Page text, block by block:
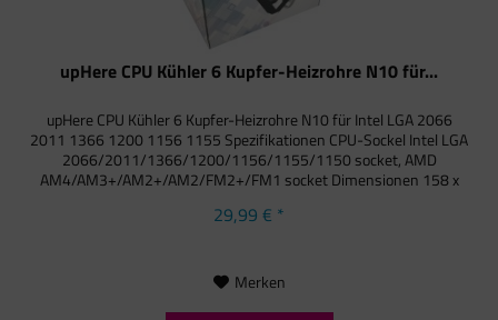
upHere CPU Kühler 6 Kupfer-Heizrohre N10 für...
upHere CPU Kühler 6 Kupfer-Heizrohre N10 für Intel LGA 2066
2011 1366 1200 1156 1155 Spezifikationen CPU-Sockel Intel LGA
2066/2011/1366/1200/1156/1155/1150 socket, AMD
AM4/AM3+/AM2+/AM2/FM2+/FM1 socket Dimensionen 158 x
29,99 € *
Merken